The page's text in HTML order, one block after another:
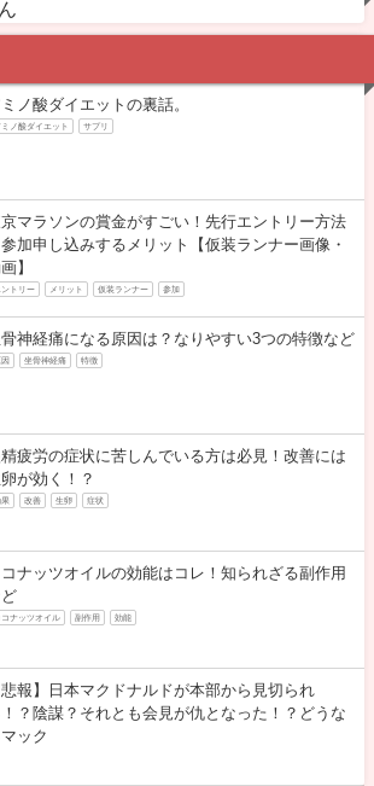
ノ酸ダイエットの裏話。
ミノ酸ダイエット サプリ
マラソンの賞金がすごい！先行エントリー方法
参加申し込みするメリット【仮装ランナー画像・
】
ントリー メリット 仮装ランナー 参加
神経痛になる原因は？なりやすい3つの特徴など
因 坐骨神経痛 特徴
疲労の症状に苦しんでいる方は必見！改善には
が効く！？
改善 生卵 症状
コナッツオイルの効能はコレ！知られざる副作用
コナッツオイル 副作用 効能
悲報】日本マクドナルドが本部から見切られ
？陰謀？それとも会見が仇となった！？どうな
ック